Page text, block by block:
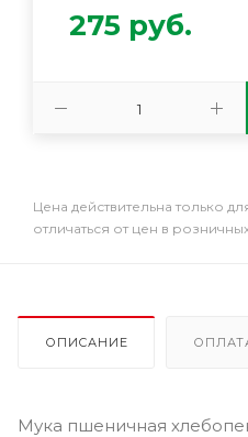
275 руб.
Цена действительна только
отличаться от цен в
ОПИСАНИЕ
Мука пшеничная